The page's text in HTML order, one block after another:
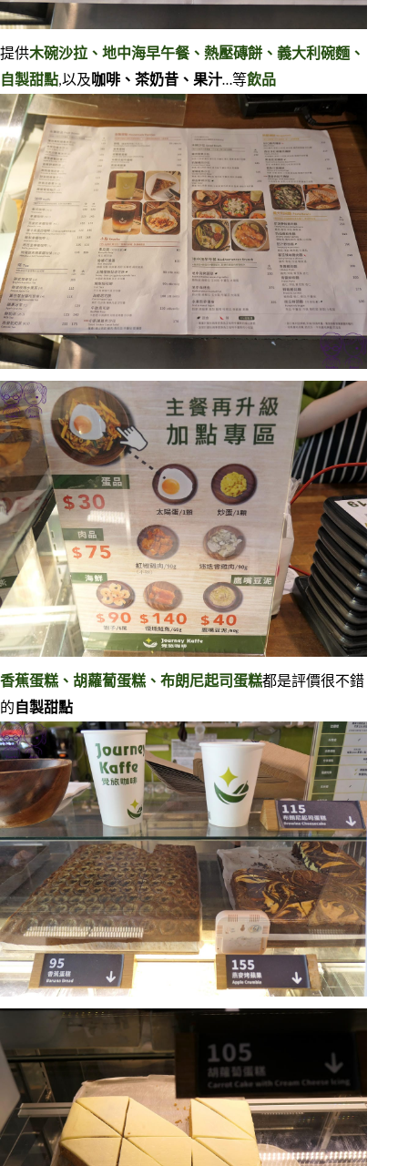
提供木碗沙拉、地中海早午餐、熱壓磚餅、義大利碗麵、
自製甜點,以及咖啡、茶奶昔、果汁…等飲品
香蕉蛋糕、胡蘿蔔蛋糕、布朗尼起司蛋糕都是評價很不錯
的 自製甜點